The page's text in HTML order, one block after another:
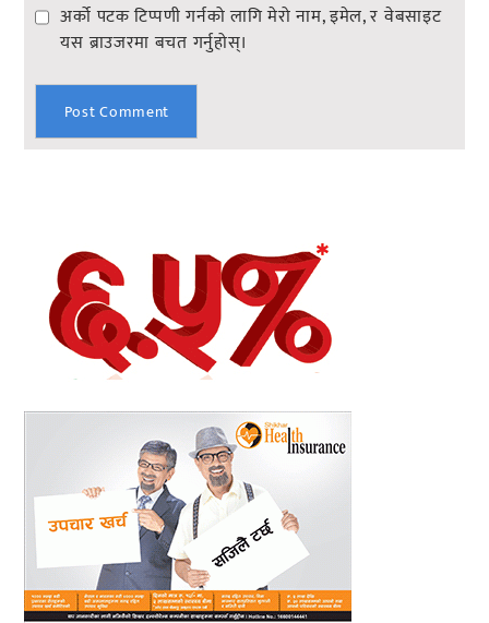
अर्को पटक टिप्पणी गर्नको लागि मेरो नाम, इमेल, र वेबसाइट
यस ब्राउजरमा बचत गर्नुहोस्।